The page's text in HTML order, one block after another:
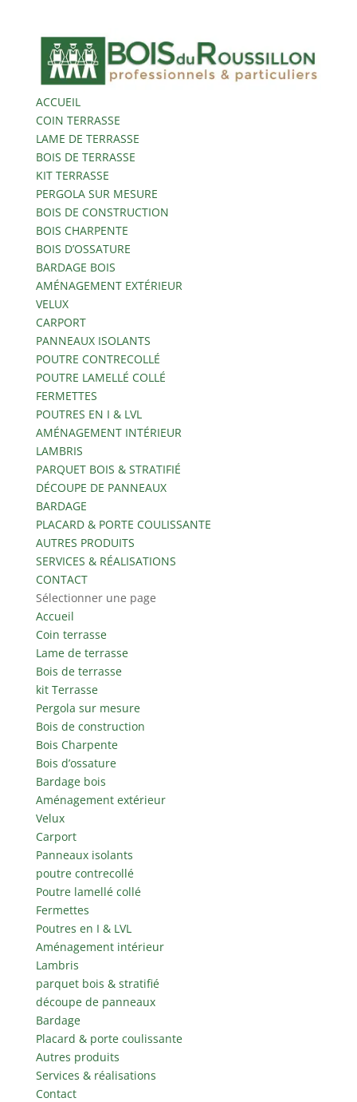
ACCUEIL
COIN TERRASSE
LAME DE TERRASSE
BOIS DE TERRASSE
KIT TERRASSE
PERGOLA SUR MESURE
BOIS DE CONSTRUCTION
BOIS CHARPENTE
BOIS D’OSSATURE
BARDAGE BOIS
AMÉNAGEMENT EXTÉRIEUR
VELUX
CARPORT
PANNEAUX ISOLANTS
POUTRE CONTRECOLLÉ
POUTRE LAMELLÉ COLLÉ
FERMETTES
POUTRES EN I & LVL
AMÉNAGEMENT INTÉRIEUR
LAMBRIS
PARQUET BOIS & STRATIFIÉ
DÉCOUPE DE PANNEAUX
BARDAGE
PLACARD & PORTE COULISSANTE
AUTRES PRODUITS
SERVICES & RÉALISATIONS
CONTACT
Sélectionner une page
Accueil
Coin terrasse
Lame de terrasse
Bois de terrasse
kit Terrasse
Pergola sur mesure
Bois de construction
Bois Charpente
Bois d’ossature
Bardage bois
Aménagement extérieur
Velux
Carport
Panneaux isolants
poutre contrecollé
Poutre lamellé collé
Fermettes
Poutres en I & LVL
Aménagement intérieur
Lambris
parquet bois & stratifié
découpe de panneaux
Bardage
Placard & porte coulissante
Autres produits
Services & réalisations
Contact